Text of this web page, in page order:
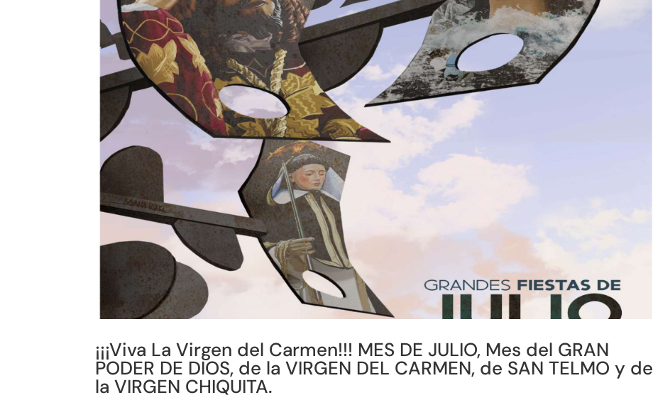
¡¡¡Viva La Virgen del Carmen!!! MES DE JULIO, Mes del GRAN
PODER DE DIOS, de la VIRGEN DEL CARMEN, de SAN TELMO y de
la VIRGEN CHIQUITA.